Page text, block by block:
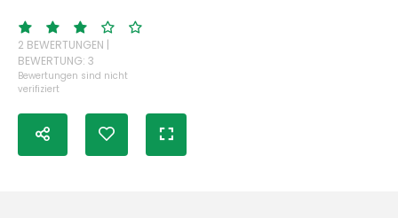
2 BEWERTUNGEN |
BEWERTUNG: 3
Bewertungen sind nicht
verifiziert